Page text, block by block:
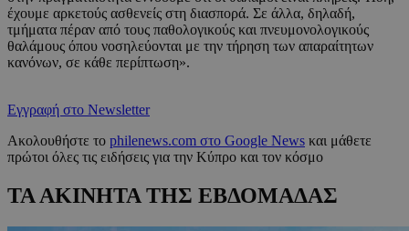
έχουμε αρκετούς ασθενείς στη διασπορά. Σε άλλα, δηλαδή,
τμήματα πέραν από τους παθολογικούς και πνευμονολογικούς
θαλάμους όπου νοσηλεύονται με την τήρηση των απαραίτητων
κανόνων, σε κάθε περίπτωση».
Εγγραφή στο Newsletter
Ακολουθήστε το philenews.com στο Google News και μάθετε
πρώτοι όλες τις ειδήσεις για την Κύπρο και τον κόσμο
ΤΑ ΑΚΙΝΗΤΑ ΤΗΣ ΕΒΔΟΜΑΔΑΣ